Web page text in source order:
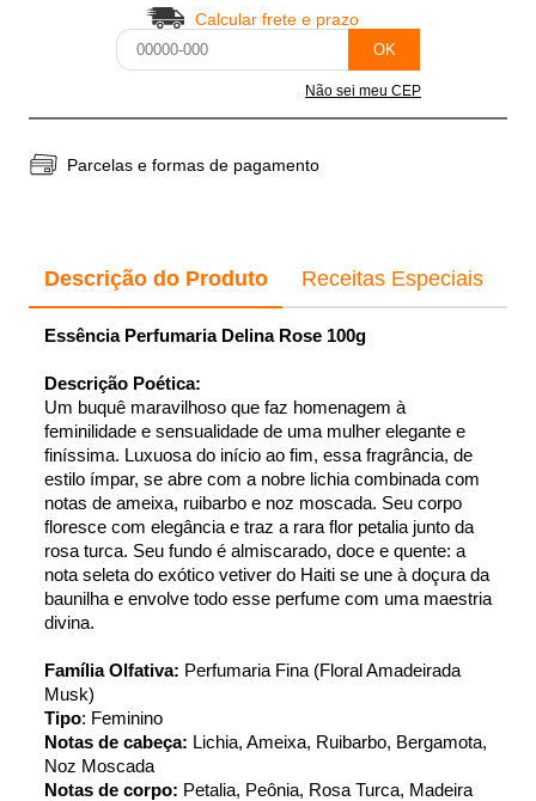
Calcular frete e prazo
OK
Não sei meu CEP
Parcelas e formas de pagamento
Descrição do Produto Receitas Especiais
Essência Perfumaria Delina Rose 100g
Descrição Poética:
Um buquê maravilhoso que faz homenagem à
feminilidade e sensualidade de uma mulher elegante e
finíssima. Luxuosa do início ao fim, essa fragrância, de
estilo ímpar, se abre com a nobre lichia combinada com
notas de ameixa, ruibarbo e noz moscada. Seu corpo
floresce com elegância e traz a rara flor petalia junto da
rosa turca. Seu fundo é almiscarado, doce e quente: a
nota seleta do exótico vetiver do Haiti se une à doçura da
baunilha e envolve todo esse perfume com uma maestria
divina.
Família Olfativa: Perfumaria Fina (Floral Amadeirada
Musk)
Tipo: Feminino
Notas de cabeça: Lichia, Ameixa, Ruibarbo, Bergamota,
Noz Moscada
Notas de corpo: Petalia, Peônia, Rosa Turca, Madeira